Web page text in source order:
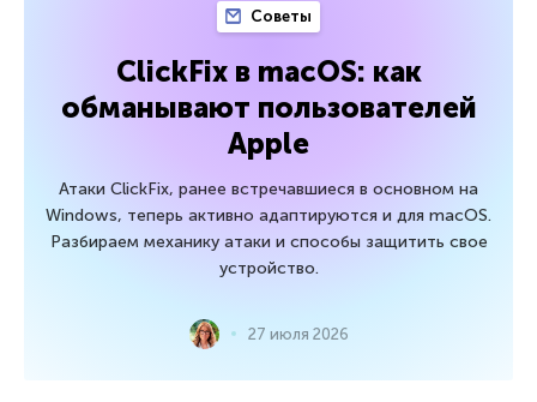
Советы
ClickFix в macOS: как
обманывают пользователей
Apple
Атаки ClickFix, ранее встречавшиеся в основном на
Windows, теперь активно адаптируются и для macOS.
Разбираем механику атаки и способы защитить свое
устройство.
27 июля 2026